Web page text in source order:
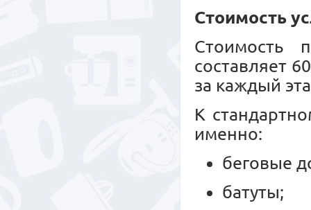
Стоимость
Стоимость
составляет
за каждый
К
именно:
беговые
батуты;